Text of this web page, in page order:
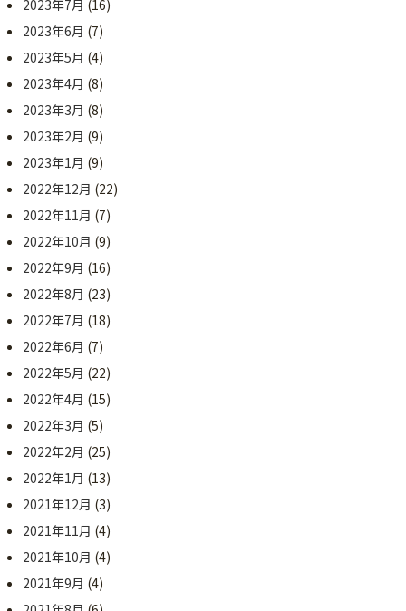
2023年7月 (16)
2023年6月 (7)
2023年5月 (4)
2023年4月 (8)
2023年3月 (8)
2023年2月 (9)
2023年1月 (9)
2022年12月 (22)
2022年11月 (7)
2022年10月 (9)
2022年9月 (16)
2022年8月 (23)
2022年7月 (18)
2022年6月 (7)
2022年5月 (22)
2022年4月 (15)
2022年3月 (5)
2022年2月 (25)
2022年1月 (13)
2021年12月 (3)
2021年11月 (4)
2021年10月 (4)
2021年9月 (4)